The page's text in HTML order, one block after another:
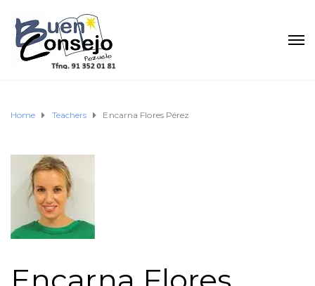
Home Teachers Encarna Flores Pérez